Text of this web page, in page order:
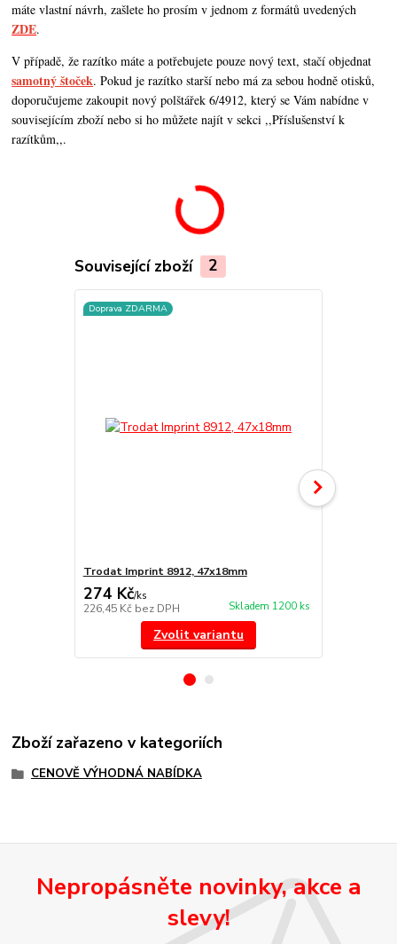
máte vlastní návrh,zašlete ho prosím v jednom z formátů uvedených
ZDE.
V případě, že razítko máte a potřebujete pouze nový text, stačí objednat
samotný štoček. Pokud je razítko starší nebo má za sebou hodně otisků,
doporučujeme zakoupit nový polštářek 6/4912, který se Vám nabídne v
souvisejícím zboží nebo si ho můžete najít v sekci ,,Příslušenství k
razítkům,,.
Související zboží 2
Doprava ZDARMA
Trodat Imprint 8912, 47x18mm
274 Kč/ks
226,45 Kč bez DPH Skladem 1200 ks
Zvolit variantu
Zboží zařazeno v kategoriích
CENOVĚ VÝHODNÁ NABÍDKA
Nepropásněte novinky, akce a
slevy!